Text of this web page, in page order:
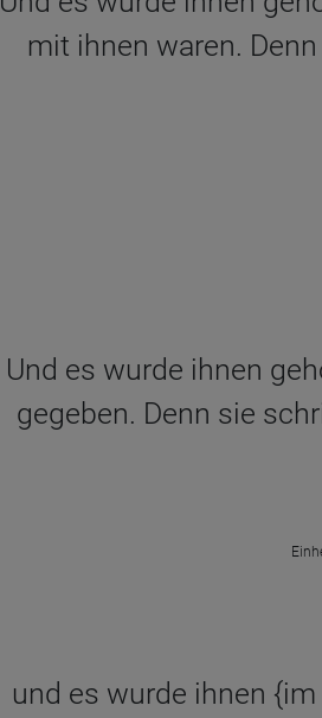
mit ihnen waren.
Und es wurde ihnen
gegeben. Denn sie
und es wurde ihnen